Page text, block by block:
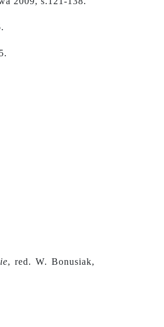
, red. W. Bonusiak,